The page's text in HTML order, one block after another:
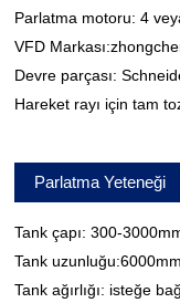
Parlatma motoru: 4
VFD
Devre parçası:
Hareket rayı için tam
Parlatma Yeteneği
Tank çapı: 300-
Tank uzunluğu:6000mm
Tank ağırlığı: isteğe